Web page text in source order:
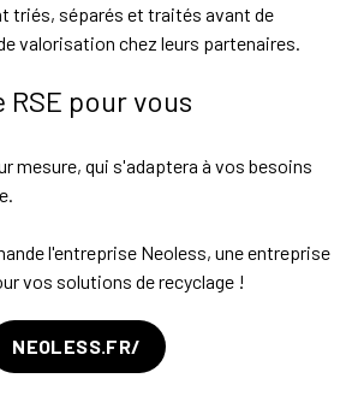
triés, séparés et traités avant de
valorisation chez leurs partenaires.
pour vous
mesure, qui s'adaptera à vos besoins
l'entreprise Neoless, une entreprise
vos solutions de recyclage !
NEOLESS.FR/